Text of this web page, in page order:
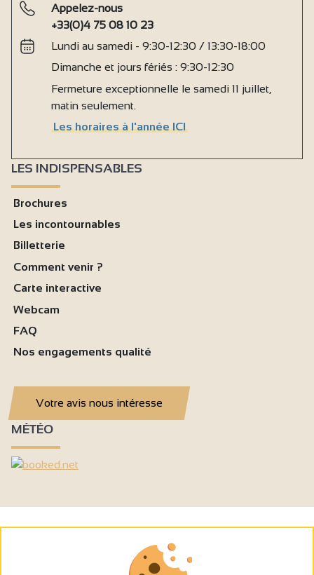
Appelez-nous
+33(0)4 75 08 10 23
Lundi au samedi - 9:30-12:30 / 13:30-18:00
Dimanche et jours fériés : 9:30-12:30
Fermeture exceptionnelle le samedi 11 juillet,
matin seulement.
Les horaires à l'année ICI
LES INDISPENSABLES
Brochures
Les incontournables
Billetterie
Comment venir ?
Carte interactive
Webcam
FAQ
Nos engagements qualité
Votre avis nous intéresse
MÉTÉO